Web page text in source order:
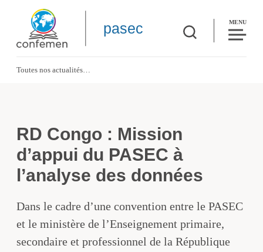
pasec MENU
Toutes nos actualités
RD Congo : Mission
d’appui du PASEC à
l’analyse des données
Dans le cadre d’une convention entre le PASEC
et le ministère de l’Enseignement primaire,
secondaire et professionnel de la République